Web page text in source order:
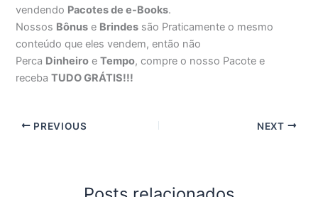
vendendo Pacotes de e-Books.
Nossos Bônus e Brindes são Praticamente o mesmo
conteúdo que eles vendem, então não
Perca Dinheiro eTempo, compre o nosso Pacote e
recebaTUDO GRÁTIS!!!
PREVIOUS NEXT